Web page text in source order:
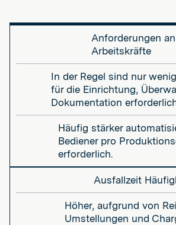
Anforderungen
Arbeitskräfte
In der Regel sind nur
für die Einrichtung,
Dokumentation
Häufig stärker
Bediener pro
erforderlich.
Ausfallzeit
Höher, aufgrund von
Umstellungen und